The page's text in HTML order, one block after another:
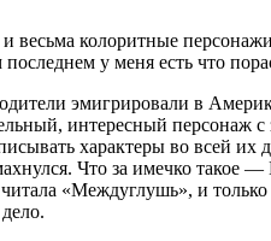
весьма колоритные
у меня есть что
эмигрировали в
интересный персонаж
характеры во всей их
Что за имечко такое
«Междуглушь», и